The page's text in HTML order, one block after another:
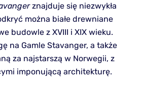
znajduje się niezwykła
można białe drewniane
budowle z XVIII i XIX wieku.
na Gamle Stavanger, a także
za najstarszą w Norwegii, z
imponującą architekturę.